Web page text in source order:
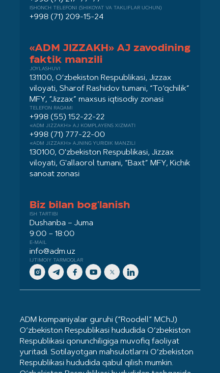
ISHONCH TELEFONI (SHIKOYAT VA TAKLIFLAR UCHUN)
+998 (71) 209-15-24
«ADM JIZZAKH» AJ zavodining
faktik manzili
JOYLASHUVI
131100, O‘zbekiston Respublikasi, Jizzax
viloyati, Sharof Rashidov tumani, “To‘qchilik”
MFY, “Jizzax” maxsus iqtisodiy zonasi
TELEFON RAQAMI
+998 (55) 152-22-22
«ADM JIZZAKH» AJ KOMPLAYENS XIZMATI
+998 (71) 777-22-00
«ADM JIZZAKH» AJNING YURIDIK MANZILI
130100, O'zbekiston Respublikasi, Jizzax
viloyati, G'allaorol tumani, “Baxt” MFY, Kichik
sanoat zonasi
Biz bilan bog'lanish
ISH TARTIBI
Dushanba – Juma
9:00 – 18:00
E-MAIL
info@adm.uz
IJTIMOIY TARMOQLAR
ADM kompaniyalar guruhi (“Roodell” MChJ)
O‘zbekiston Respublikasi hududida O‘zbekiston
Respublikasi qonunchiligiga muvofiq faoliyat
yuritadi. Sotilayotgan mahsulotlarni O‘zbekiston
Respublikasi hududida qabul qilish mumkin.